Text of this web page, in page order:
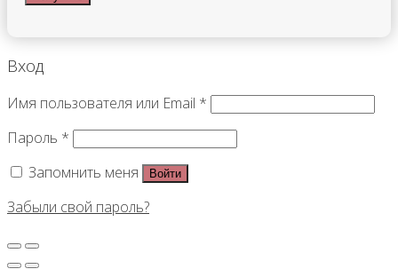
Вход
Имя пользователя или Email *
Пароль *
Запомнить меня
Войти
Забыли свой пароль?